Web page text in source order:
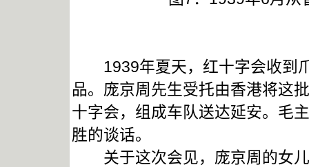
1939年夏天，红十字会收到爪
品。庞京周先生受托由香港将这
十字会，组成车队送达延安。毛
胜的谈话。
关于这次会见，庞京周的女儿